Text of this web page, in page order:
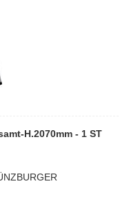
H.2070mm - 1 ST